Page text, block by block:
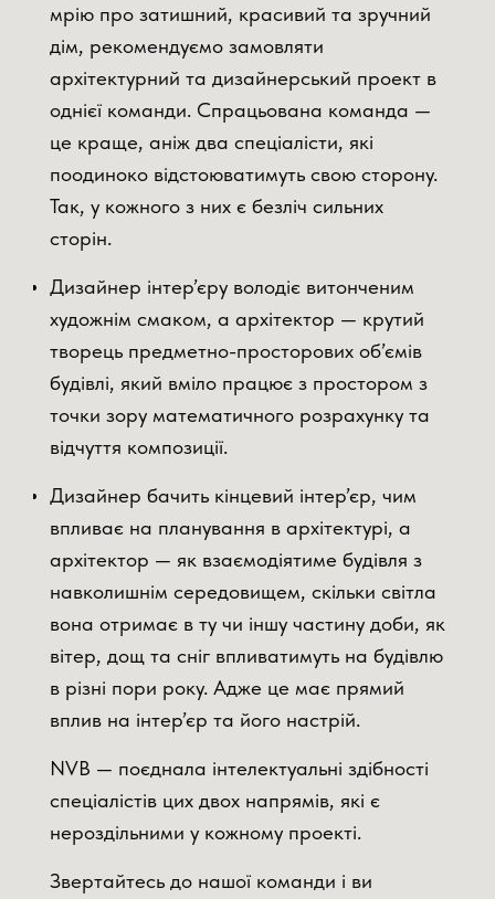
мрію про затишний, красивий та зручний
дім, рекомендуємо замовляти
архітектурний та дизайнерський проект в
однієї команди. Спрацьована команда —
це краще, аніж два спеціалісти, які
поодиноко відстоюватимуть свою сторону.
Так, у кожного з них є безліч сильних
сторін.
Дизайнер інтер’єру володіє витонченим
художнім смаком, а архітектор — крутий
творець предметно-просторових об’ємів
будівлі, який вміло працює з простором з
точки зору математичного розрахунку та
відчуття композиції.
Дизайнер бачить кінцевий інтер’єр, чим
впливає на планування в архітектурі, а
архітектор — як взаємодіятиме будівля з
навколишнім середовищем, скільки світла
вона отримає в ту чи іншу частину доби, як
вітер, дощ та сніг впливатимуть на будівлю
в різні пори року. Адже це має прямий
вплив на інтер’єр та його настрій.
NVB — поєднала інтелектуальні здібності
спеціалістів цих двох напрямів, які є
нероздільними у кожному проекті.
Звертайтесь до нашої команди і ви